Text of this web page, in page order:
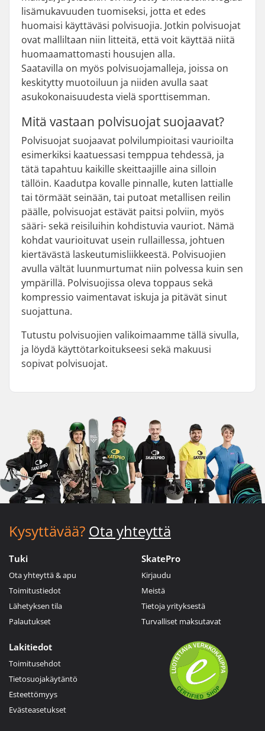
lisämukavuuden tuomiseksi, jotta et edes
huomaisi käyttäväsi polvisuojia. Jotkin polvisuojat
ovat malliltaan niin litteitä, että voit käyttää niitä
huomaamattomasti housujen alla.
Saatavilla on myös polvisuojamalleja, joissa on
keskitytty muotoiluun ja niiden avulla saat
asukokonaisuudesta vielä sporttisemman.
Mitä vastaan polvisuojat suojaavat?
Polvisuojat suojaavat polvilumpioitasi vaurioilta
esimerkiksi kaatuessasi temppua tehdessä, ja
tätä tapahtuu kaikille skeittaajille aina silloin
tällöin. Kaadutpa kovalle pinnalle, kuten lattialle
tai törmäät seinään, tai putoat metallisen reilin
päälle, polvisuojat estävät paitsi polviin, myös
sääri- sekä reisiluihin kohdistuvia vauriot. Nämä
kohdat vaurioituvat usein rullaillessa, johtuen
kiertävästä laskeutumisliikkeestä. Polvisuojien
avulla vältät luunmurtumat niin polvessa kuin sen
ympärillä. Polvisuojissa oleva toppaus sekä
kompressio vaimentavat iskuja ja pitävät sinut
suojattuna.
Tutustu polvisuojien valikoimaamme tällä sivulla,
ja löydä käyttötarkoitukseesi sekä makuusi
sopivat polvisuojat.
Kysyttävää? Ota yhteyttä
Tuki
Ota yhteyttä & apu
Toimitustiedot
Lähetyksen tila
Palautukset
SkatePro
Kirjaudu
Meistä
Tietoja yrityksestä
Turvalliset maksutavat
Lakitiedot
Toimitusehdot
Tietosuojakäytäntö
Esteettömyys
Evästeasetukset